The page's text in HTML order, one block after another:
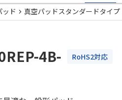
ッド 真空パッドスタンダードタイプ
4B-
RoHS2対応